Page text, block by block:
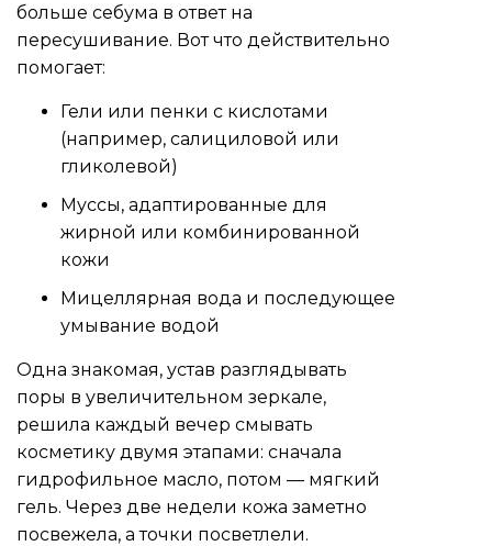
больше себума в ответ на
пересушивание. Вот что действительно
помогает:
Гели или пенки с кислотами
(например, салициловой или
гликолевой)
Муссы, адаптированные для
жирной или комбинированной
кожи
Мицеллярная вода и последующее
умывание водой
Одна знакомая, устав разглядывать
поры в увеличительном зеркале,
решила каждый вечер смывать
косметику двумя этапами: сначала
гидрофильное масло, потом — мягкий
гель. Через две недели кожа заметно
посвежела, а точки посветлели.